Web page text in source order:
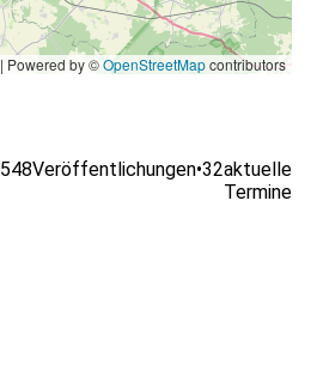
| Powered by ©OpenStreetMapcontributors
548Veröffentlichungen•32aktuelle
Termine